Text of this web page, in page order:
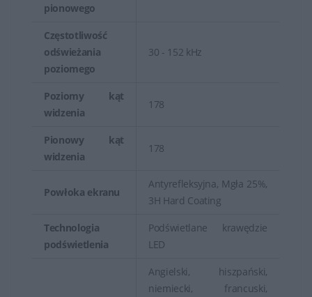
pionowego
Częstotliwość
odświeżania
poziomego
30 - 152 kHz
Poziomy kąt
widzenia
178
Pionowy kąt
widzenia
178
Powłoka ekranu
Antyrefleksyjna, Mgła 25%,
3H Hard Coating
Technologia
podświetlenia
Podświetlane krawędzie
LED
Angielski, hiszpański,
niemiecki, francuski,